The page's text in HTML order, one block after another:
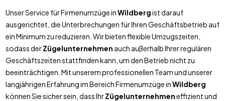
Unser Service für Firmenumzüge inWildbergist darauf
ausgerichtet, die Unterbrechungen für Ihren Geschäftsbetrieb auf
ein Minimum zu reduzieren. Wir bieten flexible Umzugszeiten,
sodass derZügelunternehmen auch außerhalb Ihrer regulären
Geschäftszeiten stattfinden kann, um den Betrieb nicht zu
beeinträchtigen. Mit unserem professionellen Team und unserer
langjährigen Erfahrung im Bereich Firmenumzüge inWildberg
können Sie sicher sein, dass IhrZügelunternehmeneffizient und